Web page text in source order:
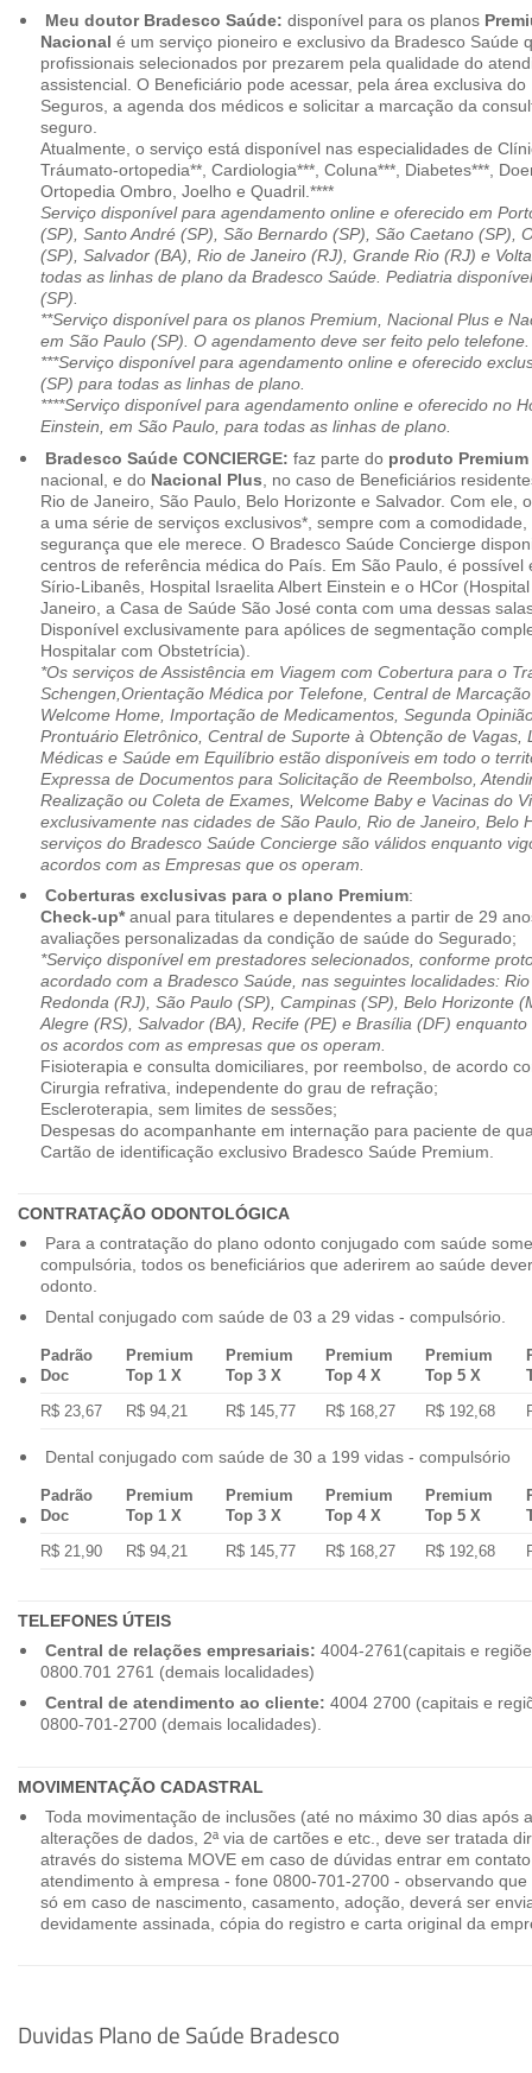
Meu doutor Bradesco Saúde: disponível para os planos
Nacional é um serviço pioneiro e exclusivo da Bradesco Saúde
profissionais selecionados por prezarem pela qualidade do
assistencial. O Beneficiário pode acessar, pela área exclusiva
Seguros, a agenda dos médicos e solicitar a marcação da
seguro.
Atualmente, o serviço está disponível nas especialidades de
Tráumato-ortopedia**, Cardiologia***, Coluna***, Diabetes***,
Ortopedia Ombro, Joelho e Quadril.****
Serviço disponível para agendamento online e oferecido em
(SP), Santo André (SP), São Bernardo (SP), São Caetano (SP),
(SP), Salvador (BA), Rio de Janeiro (RJ), Grande Rio (RJ) e
todas as linhas de plano da Bradesco Saúde. Pediatria
(SP).
**Serviço disponível para os planos Premium, Nacional Plus e
em São Paulo (SP). O agendamento deve ser feito pelo telefone.
***Serviço disponível para agendamento online e oferecido
(SP) para todas as linhas de plano.
****Serviço disponível para agendamento online e oferecido no
Einstein, em São Paulo, para todas as linhas de plano.
Bradesco Saúde CONCIERGE: faz parte do produto Premium
nacional, e do Nacional Plus , no caso de Beneficiários
Rio de Janeiro, São Paulo, Belo Horizonte e Salvador. Com ele,
a uma série de serviços exclusivos*, sempre com a
segurança que ele merece. O Bradesco Saúde Concierge
centros de referência médica do País. Em São Paulo, é possível
Sírio-Libanês, Hospital Israelita Albert Einstein e o HCor
Janeiro, a Casa de Saúde São José conta com uma dessas
Disponível exclusivamente para apólices de segmentação
Hospitalar com Obstetrícia).
*Os serviços de Assistência em Viagem com Cobertura para o
Schengen,Orientação Médica por Telefone, Central de
Welcome Home, Importação de Medicamentos, Segunda
Prontuário Eletrônico, Central de Suporte à Obtenção de Vagas,
Médicas e Saúde em Equilíbrio estão disponíveis em todo o
Expressa de Documentos para Solicitação de Reembolso,
Realização ou Coleta de Exames, Welcome Baby e Vacinas do
exclusivamente nas cidades de São Paulo, Rio de Janeiro, Belo
serviços do Bradesco Saúde Concierge são válidos enquanto
acordos com as Empresas que os operam.
Coberturas exclusivas para o plano Premium:
Check-up*anual para titulares e dependentes a partir de 29
avaliações personalizadas da condição de saúde do Segurado;
*Serviço disponível em prestadores selecionados, conforme
acordado com a Bradesco Saúde, nas seguintes localidades:
Redonda (RJ), São Paulo (SP), Campinas (SP), Belo Horizonte
Alegre (RS), Salvador (BA), Recife (PE) e Brasília (DF)
os acordos com as empresas que os operam.
Fisioterapia e consulta domiciliares, por reembolso, de acordo
Cirurgia refrativa, independente do grau de refração;
Escleroterapia, sem limites de sessões;
Despesas do acompanhante em internação para paciente de
Cartão de identificação exclusivo Bradesco Saúde Premium.
CONTRATAÇÃO ODONTOLÓGICA
Para a contratação do plano odonto conjugado com saúde
compulsória, todos os beneficiários que aderirem ao saúde
odonto.
Dental conjugado com saúde de 03 a 29 vidas - compulsório.
Padrão
Doc
Premium
Top 1 X
Premium
Top 3 X
Premium
Top 4 X
Premium
Top 5 X
R$ 23,67
R$ 94,21 R$ 145,77 R$ 168,27 R$ 192,68
Dental conjugado com saúde de 30 a 199 vidas - compulsório
Padrão
Doc
Premium
Top 1 X
Premium
Top 3 X
Premium
Top 4 X
Premium
Top 5 X
R$ 21,90
R$ 94,21 R$ 145,77 R$ 168,27 R$ 192,68
TELEFONES ÚTEIS
Central de relações empresariais: 4004-2761(capitais e
0800.701 2761 (demais localidades)
Central de atendimento ao cliente: 4004 2700 (capitais e
0800-701-2700 (demais localidades).
MOVIMENTAÇÃO CADASTRAL
Toda movimentação de inclusões (até no máximo 30 dias após
alterações de dados, 2ª via de cartões e etc., deve ser tratada
através do sistema MOVE em caso de dúvidas entrar em
atendimento à empresa - fone 0800-701-2700 - observando
só em caso de nascimento, casamento, adoção, deverá ser
devidamente assinada, cópia do registro e carta original da
Duvidas Plano de Saúde Bradesco